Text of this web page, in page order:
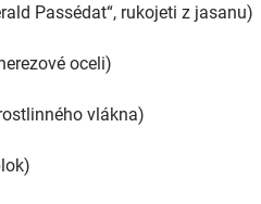
Passédat“, rukojeti z jasanu)
oceli)
vlákna)